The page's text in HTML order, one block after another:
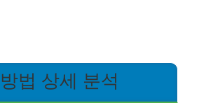
법 상세 분석